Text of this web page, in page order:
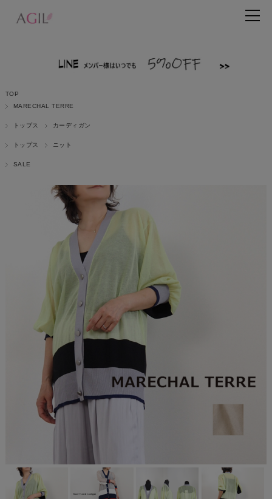
TOP
MARECHAL TERRE
トップス カーディガン
トップス ニット
SALE